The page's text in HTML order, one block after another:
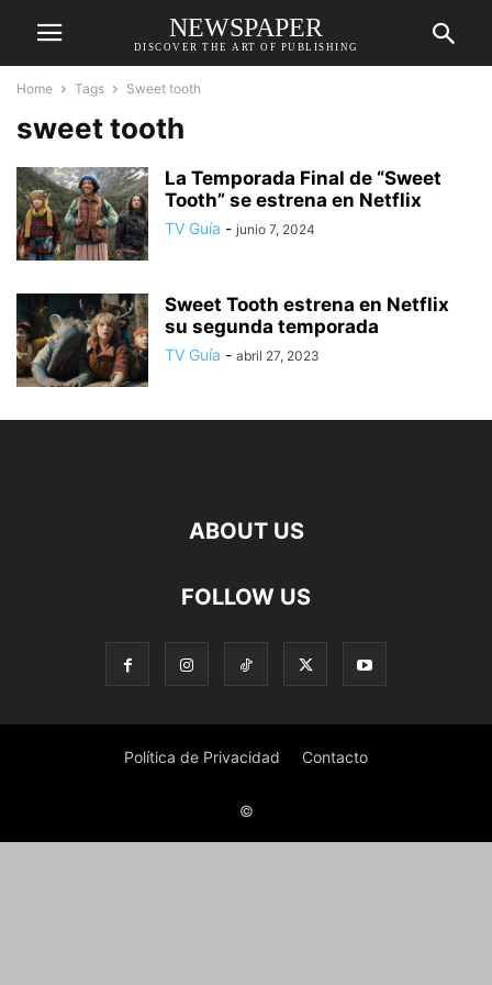
NEWSPAPER
DISCOVER THE ART OF PUBLISHING
Home Tags Sweet tooth
sweet tooth
La Temporada Final de “Sweet
Tooth” se estrena en Netflix
TV Guía - junio 7, 2024
Sweet Tooth estrena en Netflix
su segunda temporada
TV Guía - abril 27, 2023
ABOUT US
FOLLOW US
Política de Privacidad Contacto
©